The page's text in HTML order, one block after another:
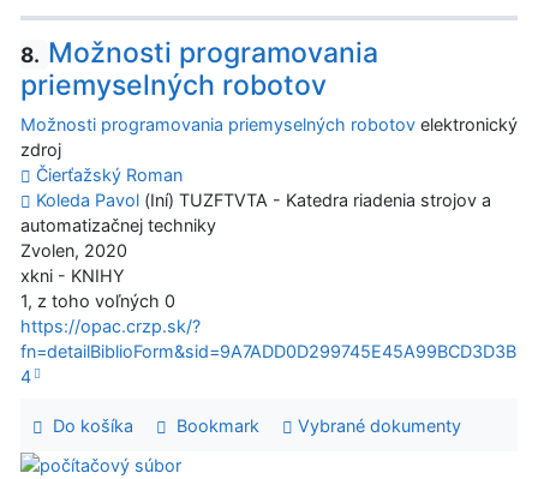
8. Možnosti programovania
priemyselných robotov
Možnosti programovania priemyselných robotov elektronický
zdroj
Čierťažský Roman
Koleda Pavol (Iní) TUZFTVTA - Katedra riadenia strojov a
automatizačnej techniky
Zvolen, 2020
xkni - KNIHY
1, z toho voľných 0
https://opac.crzp.sk/?
fn=detailBiblioForm&sid=9A7ADD0D299745E45A99BCD3D3B
4
Do košíka Bookmark Vybrané dokumenty